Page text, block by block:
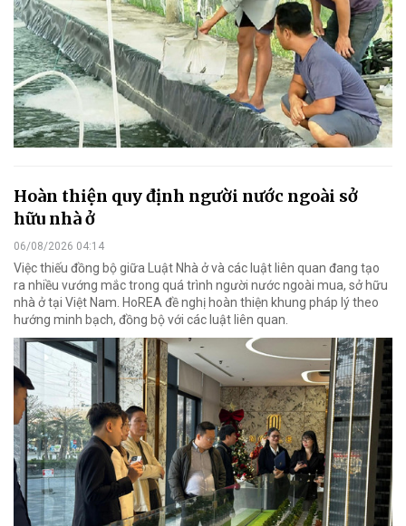
Hoàn thiện quy định người nước ngoài sở
hữu nhà ở
06/08/2026 04:14
Việc thiếu đồng bộ giữa Luật Nhà ở và các luật liên quan đang tạo
ra nhiều vướng mắc trong quá trình người nước ngoài mua, sở hữu
nhà ở tại Việt Nam. HoREA đề nghị hoàn thiện khung pháp lý theo
hướng minh bạch, đồng bộ với các luật liên quan.